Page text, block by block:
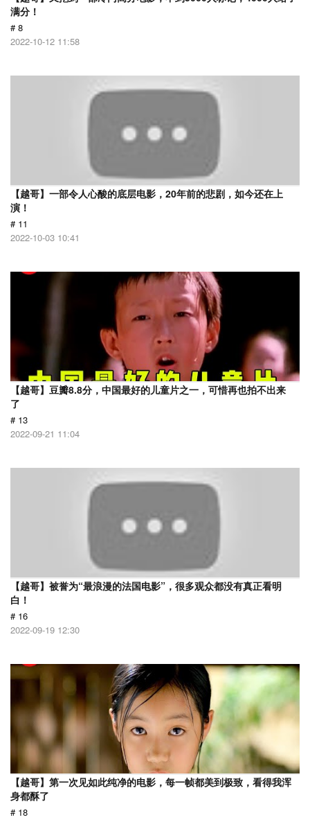
满分！
# 8
2022-10-12 11:58
【越哥】一部令人心酸的底层电影，20年前的悲剧，如今还在上
演！
# 11
2022-10-03 10:41
【越哥】豆瓣8.8分，中国最好的儿童片之一，可惜再也拍不出来
了
# 13
2022-09-21 11:04
【越哥】被誉为“最浪漫的法国电影”，很多观众都没有真正看明
白！
# 16
2022-09-19 12:30
【越哥】第一次见如此纯净的电影，每一帧都美到极致，看得我浑
身都酥了
# 18